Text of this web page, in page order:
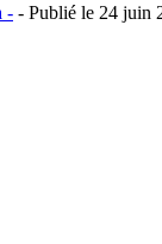
- - Publié le 24 juin